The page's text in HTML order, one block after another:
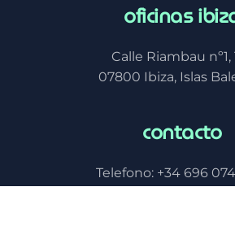
oficinas
Calle Riambau nº1,
07800 Ibiza, Islas
contacto
Telefono: +34 696